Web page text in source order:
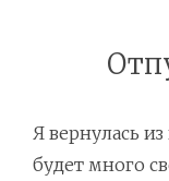
Я вернулась
будет много